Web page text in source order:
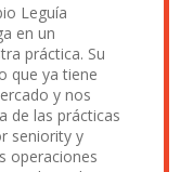
Leguía
en un
práctica. Su
que ya tiene
y nos
de las prácticas
seniority y
operaciones